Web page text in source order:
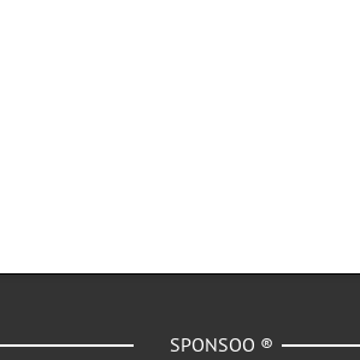
SPONSOO ®